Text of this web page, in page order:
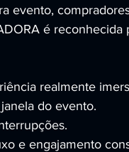
evento,
é reconhecida
realmente
do evento.
e engajamento